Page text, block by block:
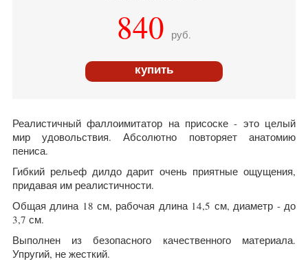
840 руб.
купить
Реалистичный фаллоимитатор на присоске - это целый
мир удовольствия. Абсолютно повторяет анатомию
пениса.
Гибкий рельеф дилдо дарит очень приятные ощущения,
придавая им реалистичности.
Общая длина 18 см, рабочая длина 14,5 см, диаметр - до
3,7 см.
Выполнен из безопасного качественного материала.
Упругий, не жесткий.